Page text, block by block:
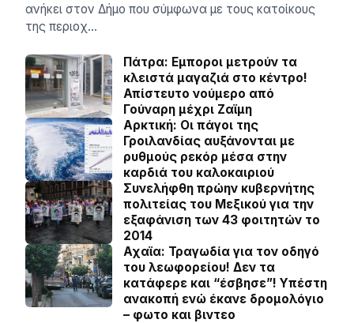
ανήκει στον Δήμο που σύμφωνα με τους κατοίκους
της περιοχ…
Πάτρα: Εμποροι μετρούν τα
κλειστά μαγαζιά στο κέντρο!
Απίστευτο νούμερο από
Γούναρη μέχρι Ζαϊμη
Αρκτική: Οι πάγοι της
Γροιλανδίας αυξάνονται με
ρυθμούς ρεκόρ μέσα στην
καρδιά του καλοκαιριού
Συνελήφθη πρώην κυβερνήτης
πολιτείας του Μεξικού για την
εξαφάνιση των 43 φοιτητών το
2014
Αχαϊα: Τραγωδία για τον οδηγό
του λεωφορείου! Δεν τα
κατάφερε και “έσβησε”! Υπέστη
ανακοπή ενώ έκανε δρομολόγιο
– φωτο και βιντεο